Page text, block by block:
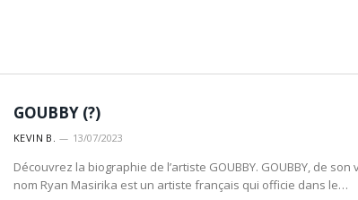
GOUBBY (?)
KEVIN B. 13/07/2023
Découvrez la biographie de l’artiste GOUBBY. GOUBBY, de son
nom Ryan Masirika est un artiste français qui officie dans le…